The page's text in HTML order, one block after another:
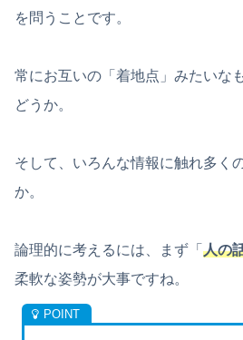
を問うことです。
常にお互いの「着地点」みたいな
どうか。
そして、いろんな情報に触れ多く
か。
論理的に考えるには、まず「 人の
柔軟な姿勢が大事ですね。